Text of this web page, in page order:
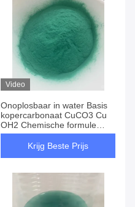
Video
Onoplosbaar in water Basis
kopercarbonaat CuCO3 Cu
OH2 Chemische formule
Dichtheid 3,8 Gcm3
IndustrieelKrijg Beste Prijs